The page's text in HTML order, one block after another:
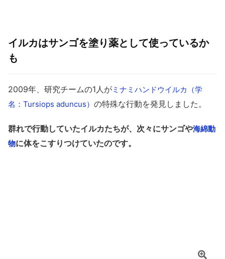
イルカはサンゴを塗り薬として使っているか
も
2009年、研究チームの1人がミナミハンドウイルカ（学
名：Tursiops aduncus） の特殊な行動を発見しました。
群れで行動していたイルカたちが、次々にサンゴや海綿動
物に体をこすりつけていたのです。